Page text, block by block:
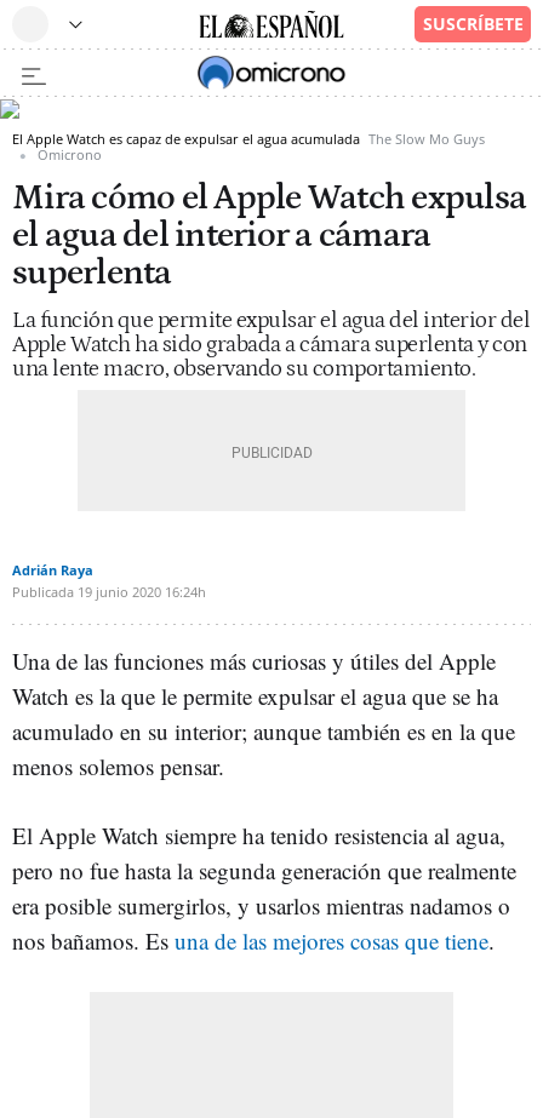
El Apple Watch es capaz de expulsar el agua acumulada The Slow Mo Guys
Omicrono
Mira cómo el Apple Watch expulsa
el agua del interior a cámara
superlenta
La función que permite expulsar el agua del interior del
Apple Watch ha sido grabada a cámara superlenta y con
una lente macro, observando su comportamiento.
Adrián Raya
Publicada 19 junio 2020 16:24h
Una de las funciones más curiosas y útiles del Apple
Watch es la que le permite expulsar el agua que se ha
acumulado en su interior; aunque también es en la que
menos solemos pensar.
El Apple Watch siempre ha tenido resistencia al agua,
pero no fue hasta la segunda generación que realmente
era posible sumergirlos, y usarlos mientras nadamos o
nos bañamos. Es una de las mejores cosas que tiene.